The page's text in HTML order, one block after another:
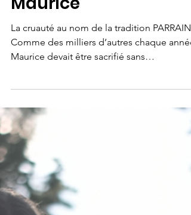
Maurice
La cruauté au nom de la tradition
Maurice devait être sacrifié sans
étourdissement à l’occasion d’une fête
religieuse. Mais grâce à un signalement et à
la réactivité des gendarmes, Maurice a été
sauvé. Il était malheureusement trop tard
pour ses deux compagnons, cruellement
abattus. Nous avons été réquisitionnés par
gendarmerie pour prendre en charge le
Maurice, complètement traumatisé. Arrivé